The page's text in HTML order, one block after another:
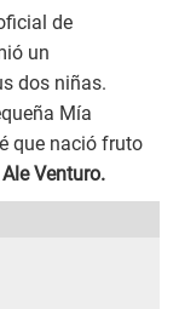
de
un
dos niñas.
Mía
que nació fruto
Ale Venturo.